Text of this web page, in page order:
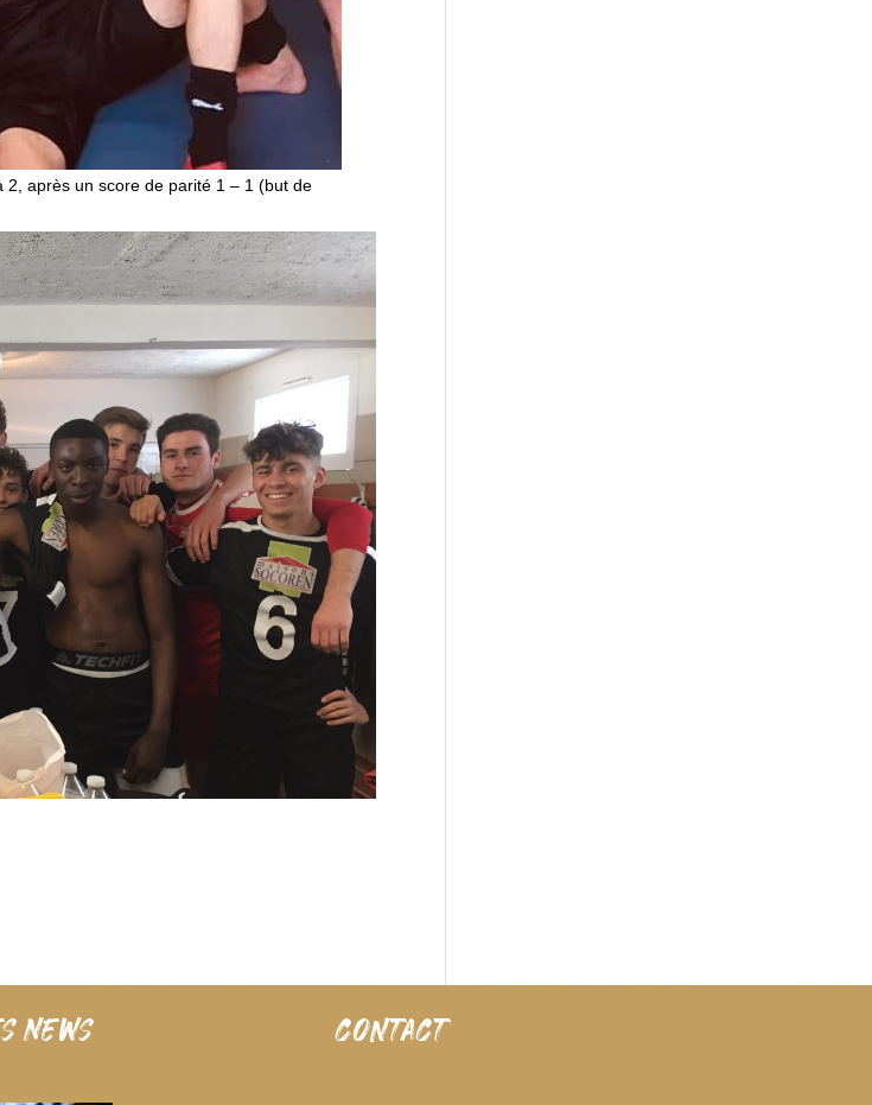
après un score de parité 1 – 1 (but de
news CONTACT